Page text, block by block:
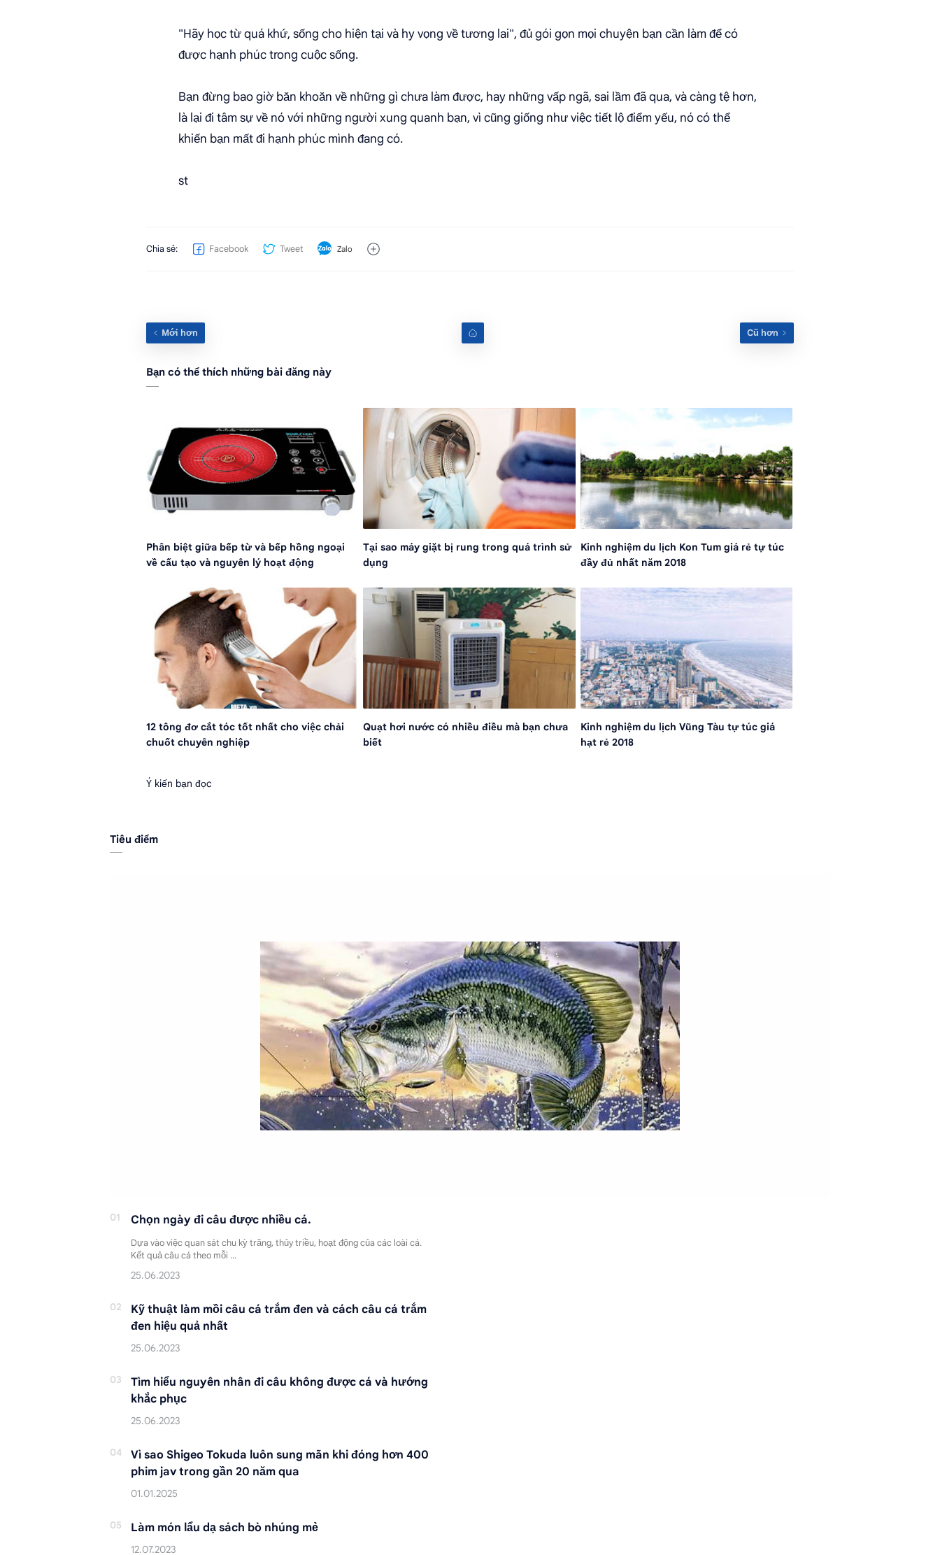
"Hãy học từ quá khứ, sống cho hiện tại và hy vọng về tương lai", đủ gói gọn mọi chuyện bạn cần làm để có
được hạnh phúc trong cuộc sống.
Bạn đừng bao giờ băn khoăn về những gì chưa làm được, hay những vấp ngã, sai lầm đã qua, và càng tệ hơn,
là lại đi tâm sự về nó với những người xung quanh bạn, vì cũng giống như việc tiết lộ điểm yếu, nó có thể
khiến bạn mất đi hạnh phúc mình đang có.
st
Zalo
Bạn có thể thích những bài đăng này
Phân biệt giữa bếp từ và bếp hồng ngoại
về cấu tạo và nguyên lý hoạt động
Tại sao máy giặt bị rung trong quá trình sử
dụng
Kinh nghiệm du lịch Kon Tum giá rẻ tự túc
đầy đủ nhất năm 2018
12 tông đơ cắt tóc tốt nhất cho việc chải
chuốt chuyên nghiệp
Quạt hơi nước có nhiều điều mà bạn chưa
biết
Kinh nghiệm du lịch Vũng Tàu tự túc giá
hạt rẻ 2018
Ý kiến bạn đọc
Tiêu điểm
Chọn ngày đi câu được nhiều cá.
Dựa vào việc quan sát chu kỳ trăng, thủy triều, hoạt động của các loài cá.
Kết quả câu cá theo mỗi …
Kỹ thuật làm mồi câu cá trắm đen và cách câu cá trắm
đen hiệu quả nhất
Tìm hiểu nguyên nhân đi câu không được cá và hướng
khắc phục
Vì sao Shigeo Tokuda luôn sung mãn khi đóng hơn 400
phim jav trong gần 20 năm qua
Làm món lẩu dạ sách bò nhúng mẻ